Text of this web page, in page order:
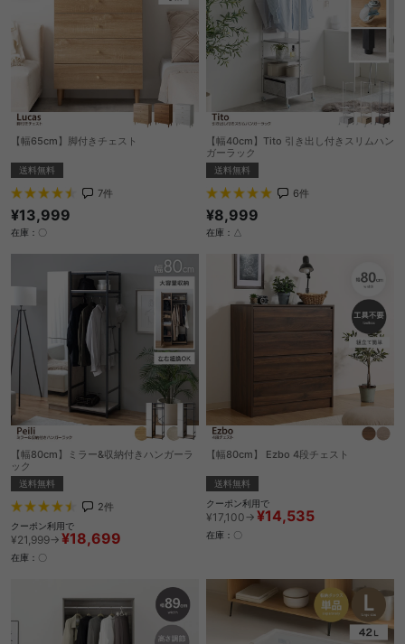
【幅65cm】脚付きチェスト
送料無料
7件
¥13,999
在庫：〇
【幅40cm】Tito 引き出し付きスリムハン
ガーラック
送料無料
6件
¥8,999
在庫：△
【幅80cm】ミラー&収納付きハンガーラ
ック
送料無料
2件
クーポン利用で
¥21,999→ ¥18,699
在庫：〇
【幅80cm】 Ezbo 4段チェスト
送料無料
クーポン利用で
¥17,100→ ¥14,535
在庫：〇